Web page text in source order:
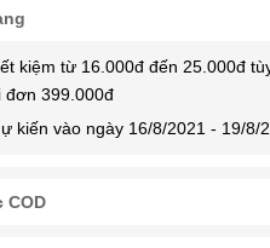
kiệm từ 16.000đ đến 25.000đ
đơn 399.000đ
kiến vào ngày 16/8/2021 - 19/8/
COD